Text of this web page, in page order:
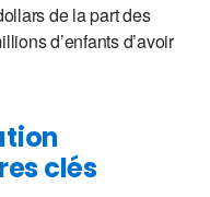
de la part des
d’enfants d’avoir
clés